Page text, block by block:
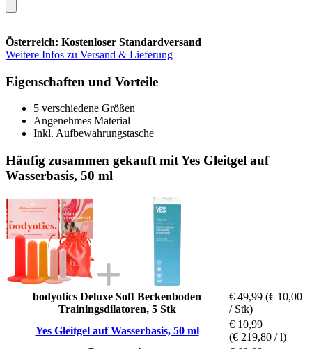
Österreich: Kostenloser Standardversand
Weitere Infos zu Versand & Lieferung
Eigenschaften und Vorteile
5 verschiedene Größen
Angenehmes Material
Inkl. Aufbewahrungstasche
Häufig zusammen gekauft mit Yes Gleitgel auf
Wasserbasis, 50 ml
bodyotics Deluxe Soft Beckenboden
Trainingsdilatoren, 5 Stk
€ 49,99 (€ 10,00
/ Stk)
Yes Gleitgel auf Wasserbasis, 50 ml
€ 10,99
(€ 219,80 / l)